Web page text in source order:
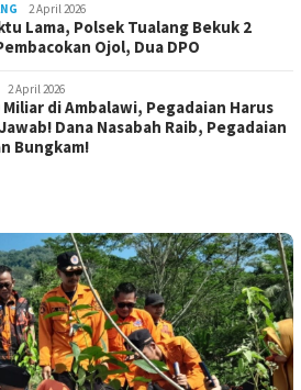
2 April 2026
Lama, Polsek Tualang Bekuk 2
Ojol, Dua DPO
2 April 2026
di Ambalawi, Pegadaian Harus
Dana Nasabah Raib, Pegadaian
Bungkam!